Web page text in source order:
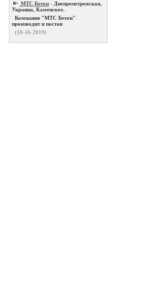
МТС Бетон - Днепропетровская,
Украина, Каменское.
Компания "МТС Бетон"
производит и постав
(10-16-2019)